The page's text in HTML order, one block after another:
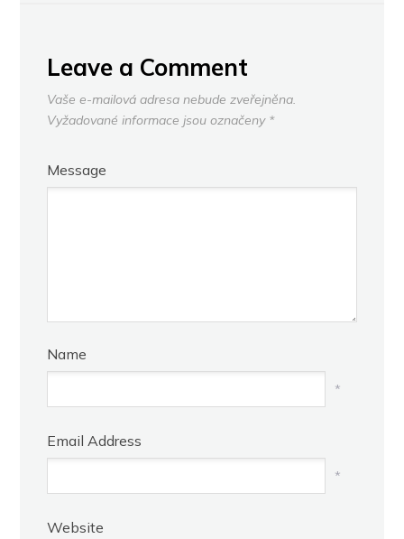
Leave a Comment
Vaše e-mailová adresa nebude zveřejněna.
Vyžadované informace jsou označeny *
Message
Name
*
Email Address
*
Website